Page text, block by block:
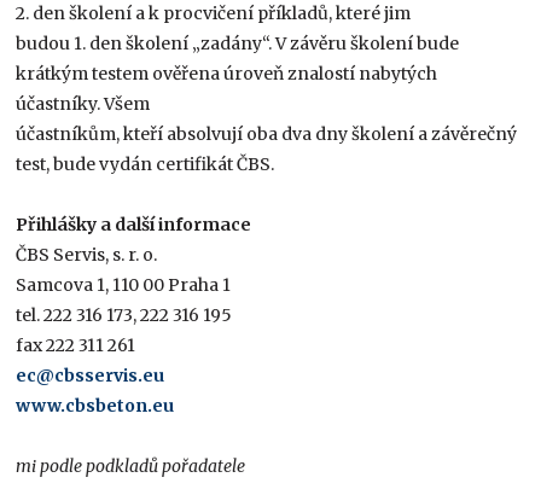
2. den školení a k procvičení příkladů, které jim
budou 1. den školení „zadány“. V závěru školení bude
krátkým testem ověřena úroveň znalostí nabytých
účastníky. Všem
účastníkům, kteří absolvují oba dva dny školení a závěrečný
test, bude vydán certifikát ČBS.
Přihlášky a další informace
ČBS Servis, s. r. o.
Samcova 1, 110 00 Praha 1
tel. 222 316 173, 222 316 195
fax 222 311 261
ec@cbsservis.eu
www.cbsbeton.eu
mi podle podkladů pořadatele